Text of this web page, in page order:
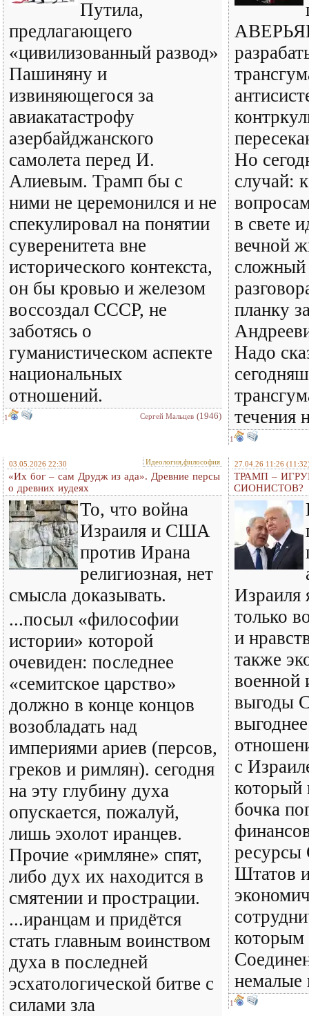
Путила,
предлагающего
«цивилизованный развод»
Пашиняну и
извиняющегося за
авиакатастрофу
азербайджанского
самолета перед И.
Алиевым. Трамп бы с
ними не церемонился и не
спекулировал на понятии
суверенитета вне
исторического контекста,
он бы кровью и железом
воссоздал СССР, не
заботясь о
гуманистическом аспекте
национальных
отношений.
1 Сергей Мальцев (1946)
Но
случай:
в свете
вечной
сложный
планку
Надо
течения
1
03.05.2026 22:30 Идеология,философия
«Их бог – сам Друдж из ада». Древние персы
о древних иудеях
То, что война
Израиля и США
против Ирана
религиозная, нет
смысла доказывать.
...посыл «философии
истории» которой
очевиден: последнее
«семитское царство»
должно в конце концов
возобладать над
империями ариев (персов,
греков и римлян). сегодня
на эту глубину духа
опускается, пожалуй,
лишь эхолот иранцев.
Прочие «римляне» спят,
либо дух их находится в
смятении и прострации.
...иранцам и придётся
стать главным воинством
духа в последней
эсхатологической битве с
силами зла
27.04.26 11:26
ТРАМП –
СИОНИСТОВ?
Израиля
только
и
также
военной
выгоды
с
который
бочка
ресурсы
Штатов
которым
немалые
1